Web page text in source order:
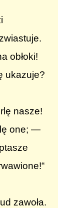
obłoki!
ukazuje?
nasze!
one; —
zawoła.